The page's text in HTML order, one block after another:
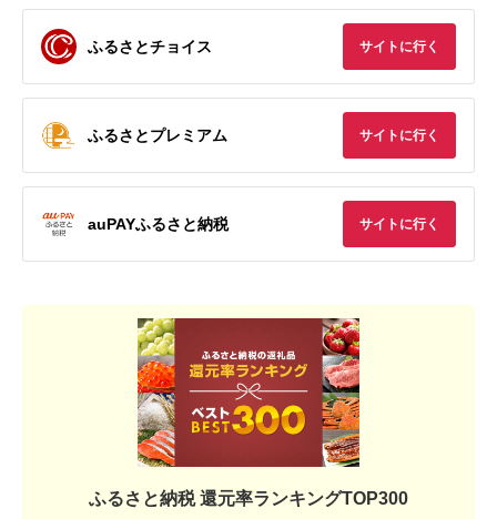
ふるさとチョイス サイトに行く
ふるさとプレミアム サイトに行く
auPAYふるさと納税 サイトに行く
ふるさと納税 還元率ランキングTOP300